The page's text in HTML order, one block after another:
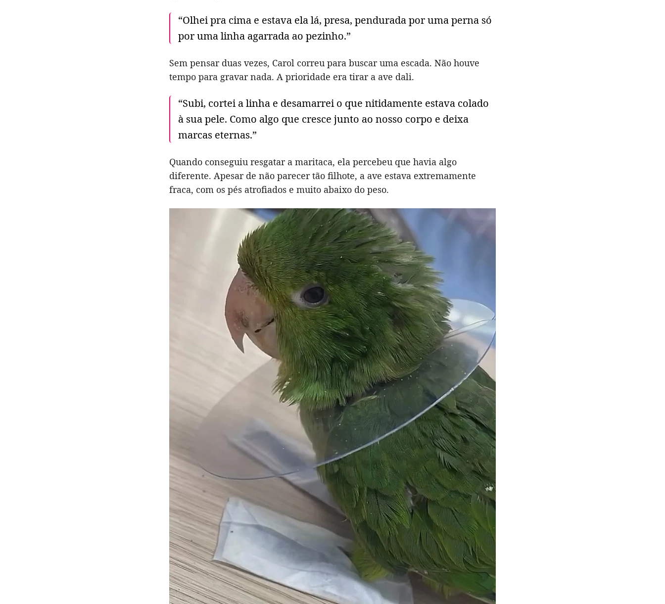
“Olhei pra cima e estava ela lá, presa, pendurada por uma perna só
por uma linha agarrada ao pezinho.”
Sem pensar duas vezes, Carol correu para buscar uma escada. Não houve
tempo para gravar nada. A prioridade era tirar a ave dali.
“Subi, cortei a linha e desamarrei o que nitidamente estava colado
à sua pele. Como algo que cresce junto ao nosso corpo e deixa
marcas eternas.”
Quando conseguiu resgatar a maritaca, ela percebeu que havia algo
diferente. Apesar de não parecer tão filhote, a ave estava extremamente
fraca, com os pés atrofiados e muito abaixo do peso.